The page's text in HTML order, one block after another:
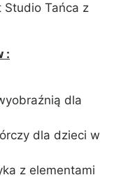
Tańca z
:
dla
dla dzieci w
z elementami